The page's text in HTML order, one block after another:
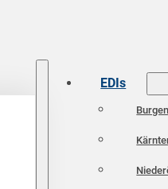
EDIs